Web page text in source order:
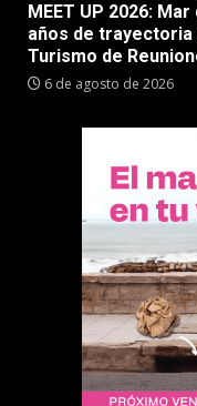
MEET UP 2026:
años de
Turismo de
6 de agosto de 2026